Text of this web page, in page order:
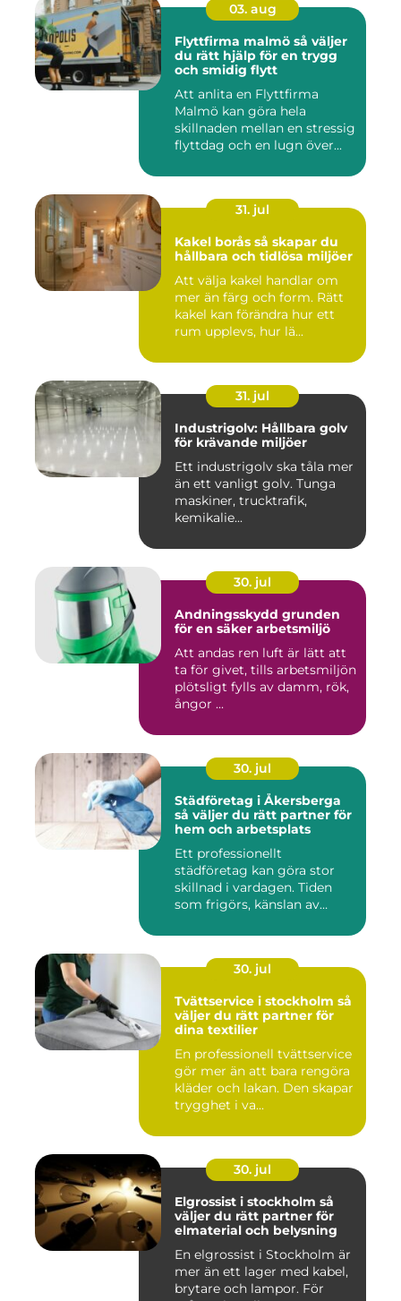
03. aug
Flyttfirma malmö så väljer
du rätt hjälp för en trygg
och smidig flytt
Att anlita en Flyttfirma
Malmö kan göra hela
skillnaden mellan en stressig
flyttdag och en lugn över...
31. jul
Kakel borås så skapar du
hållbara och tidlösa miljöer
Att välja kakel handlar om
mer än färg och form. Rätt
kakel kan förändra hur ett
rum upplevs, hur lä...
31. jul
Industrigolv: Hållbara golv
för krävande miljöer
Ett industrigolv ska tåla mer
än ett vanligt golv. Tunga
maskiner, trucktrafik,
kemikalie...
30. jul
Andningsskydd grunden
för en säker arbetsmiljö
Att andas ren luft är lätt att
ta för givet, tills arbetsmiljön
plötsligt fylls av damm, rök,
ångor ...
30. jul
Städföretag i Åkersberga
så väljer du rätt partner för
hem och arbetsplats
Ett professionellt
städföretag kan göra stor
skillnad i vardagen. Tiden
som frigörs, känslan av
30. jul
Tvättservice i stockholm så
väljer du rätt partner för
dina textilier
En professionell tvättservice
gör mer än att bara rengöra
kläder och lakan. Den skapar
trygghet i va...
30. jul
Elgrossist i stockholm så
väljer du rätt partner för
elmaterial och belysning
En elgrossist i Stockholm är
mer än ett lager med kabel,
brytare och lampor. För